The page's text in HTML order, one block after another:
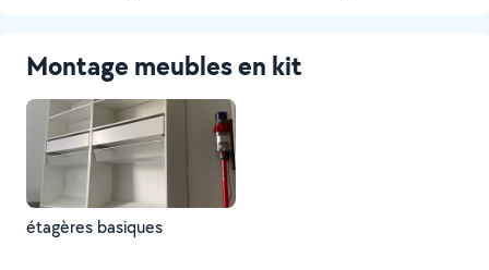
Montage meubles en kit
étagères basiques